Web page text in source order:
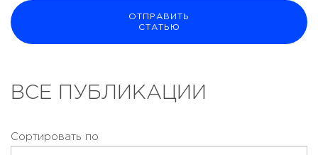
ОТПРАВИТЬ
СТАТЬЮ
ВСЕ ПУБЛИКАЦИИ
Сортировать по